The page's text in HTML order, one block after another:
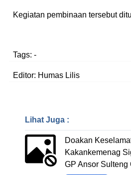
Kegiatan pembinaan tersebut
Tags: -
Editor: Humas Lilis
Lihat Juga :
Doakan
Kakankemenag
GP Ansor Sulteng